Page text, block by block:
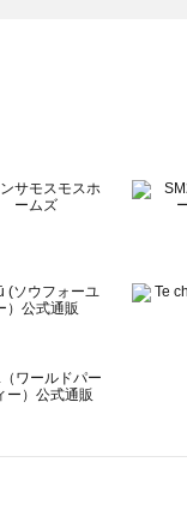
クセサリー一覧
リー一覧